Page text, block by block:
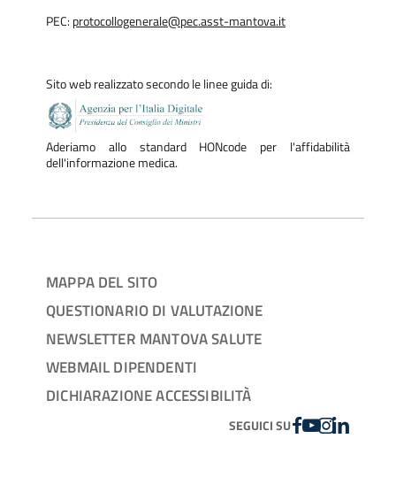
PEC: protocollogenerale@pec.asst-mantova.it
Sito web realizzato secondo le linee guida di:
Aderiamo allo standard HONcode per l'affidabilità
dell'informazione medica.
MAPPA DEL SITO
QUESTIONARIO DI VALUTAZIONE
NEWSLETTER MANTOVA SALUTE
WEBMAIL DIPENDENTI
DICHIARAZIONE ACCESSIBILITÀ
SEGUICI SUFACEBOOK
YOUTUBE
INSTAGRAM
LINKEDIN